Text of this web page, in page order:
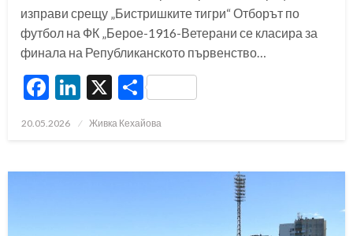
изправи срещу „Бистришките тигри“ Отборът по
футбол на ФК „Берое-1916-Ветерани се класира за
финала на Републиканското първенство…
Facebook
LinkedIn
X Share
Posted
20.05.2026 Живка Кехайова